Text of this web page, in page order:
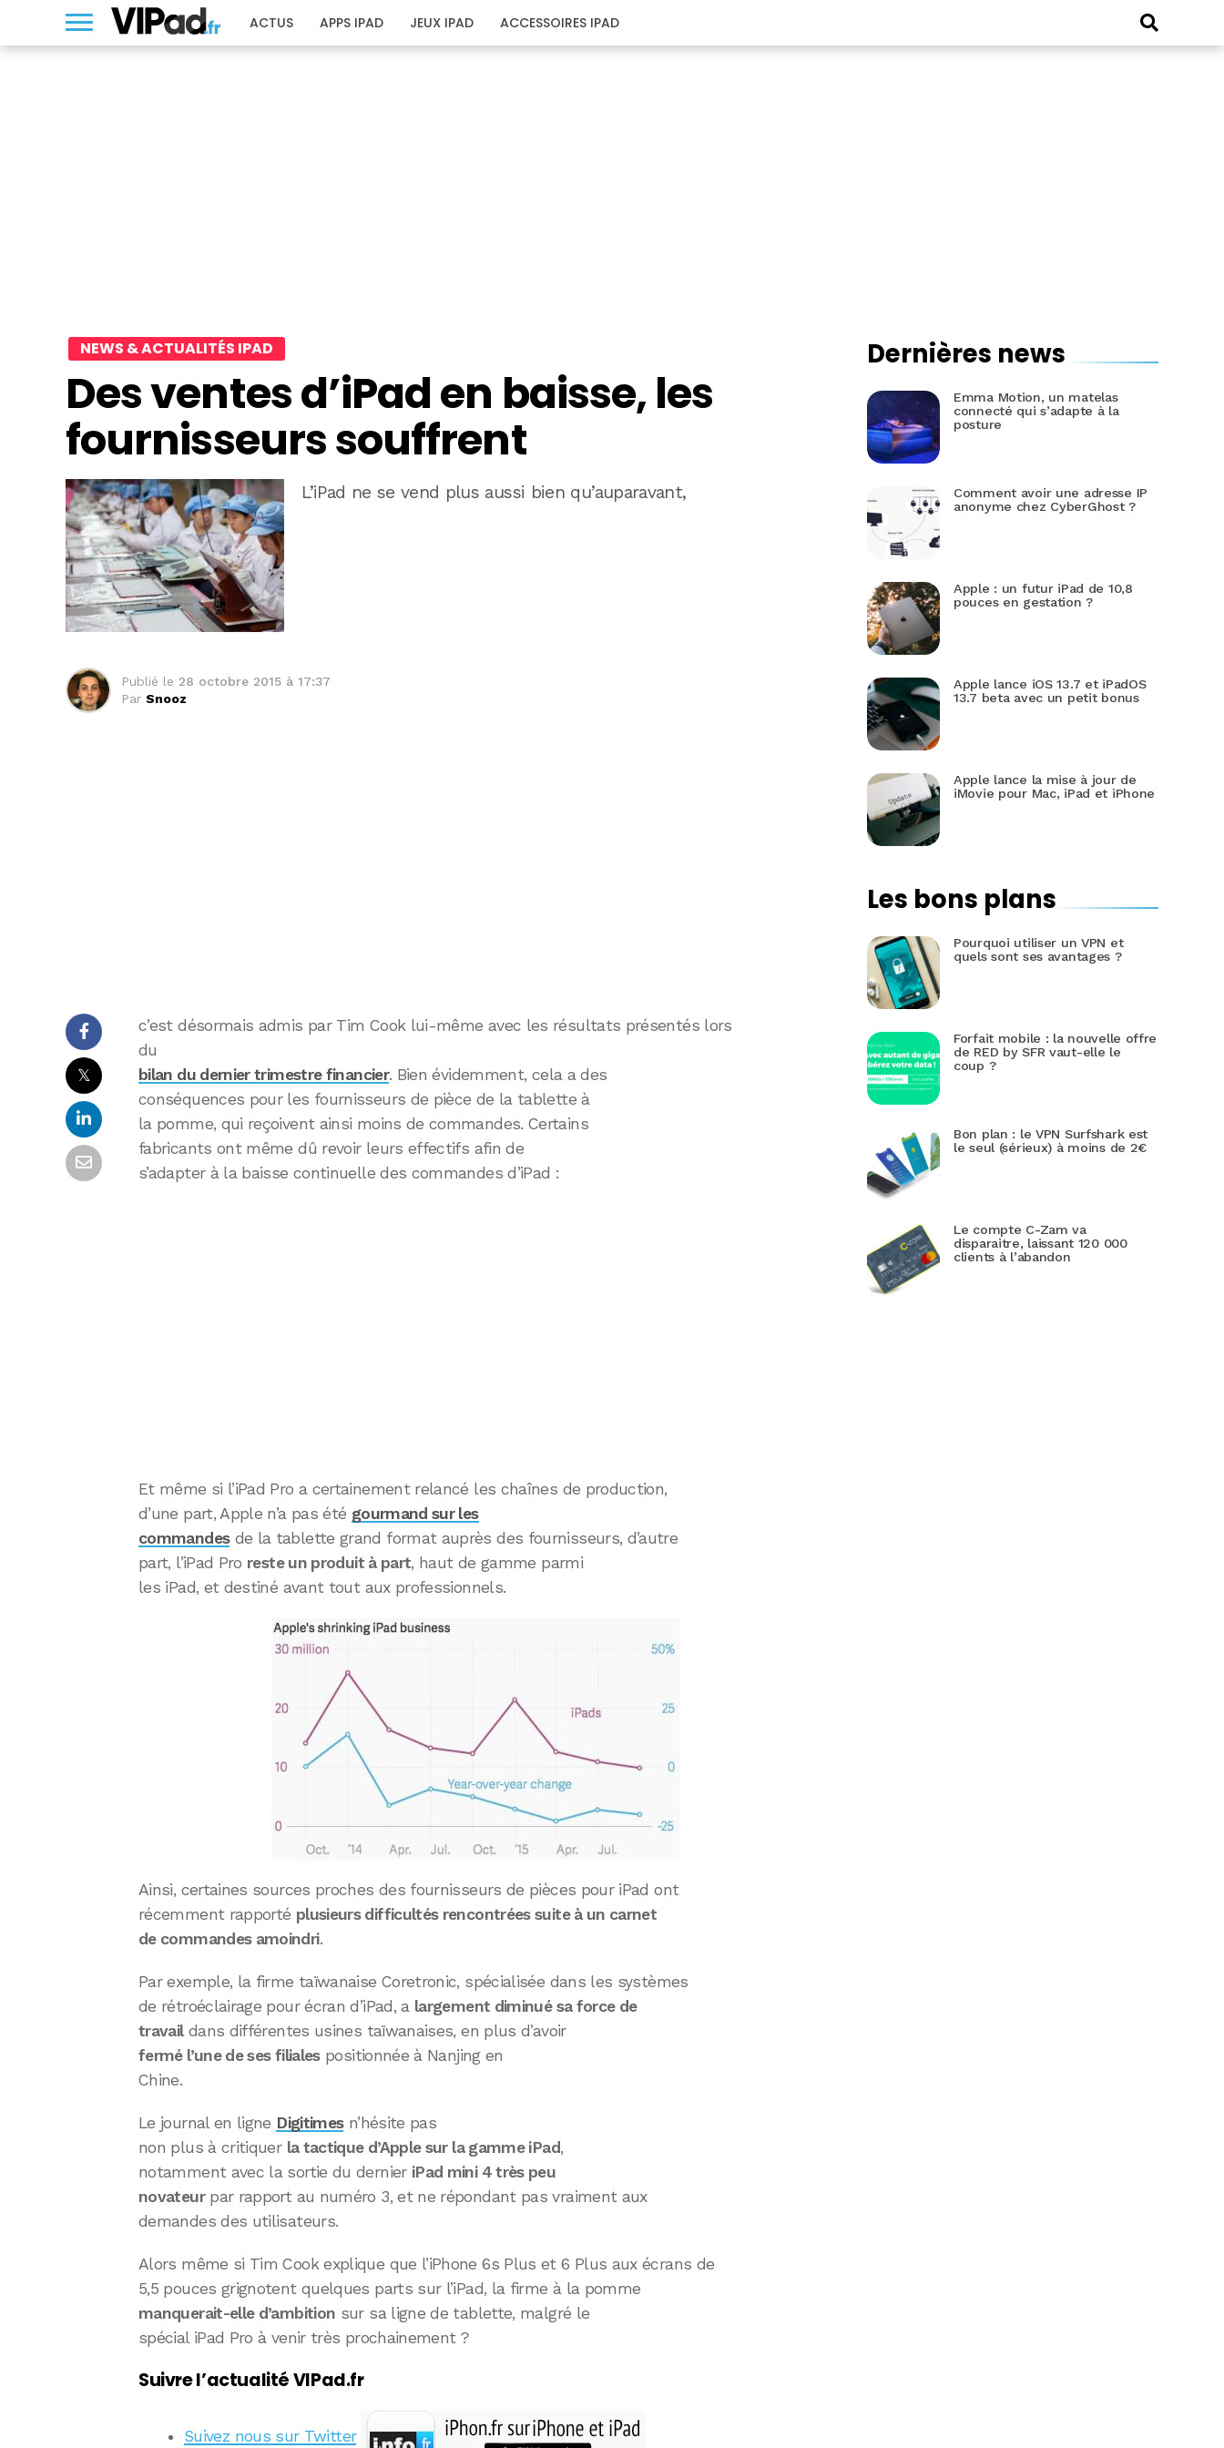
ACTUS APPS IPAD JEUX IPAD ACCESSOIRES IPAD
NEWS & ACTUALITÉS IPAD
Des ventes d’iPad en baisse, les
fournisseurs souffrent
L’iPad ne se vend plus aussi bien qu’auparavant,
Publié le 28 octobre 2015 à 17:37
Par Snooz
𝕏
c’est désormais admis par Tim Cook lui-même avec les résultats présentés lors
du
bilan du dernier trimestre financier. Bien évidemment, cela a des
conséquences pour les fournisseurs de pièce de la tablette à
la pomme, qui reçoivent ainsi moins de commandes. Certains
fabricants ont même dû revoir leurs effectifs afin de
s’adapter à la baisse continuelle des commandes d’iPad :
Et même si l’iPad Pro a certainement relancé les chaînes de production,
d’une part, Apple n’a pas été gourmand sur les
commandesde la tablette grand format auprès des fournisseurs, d’autre
part, l’iPad Pro reste un produit à part, haut de gamme parmi
les iPad, et destiné avant tout aux professionnels.
Ainsi, certaines sources proches des fournisseurs de pièces pour iPad ont
récemment rapporté plusieurs difficultés rencontrées suite à un carnet
de commandes amoindri.
Par exemple, la firme taïwanaise Coretronic, spécialisée dans les systèmes
de rétroéclairage pour écran d’iPad, a largement diminué sa force de
travaildans différentes usines taïwanaises, en plus d’avoir
fermé l’une de ses filialespositionnée à Nanjing en
Chine.
Le journal en ligne Digitimesn’hésite pas
non plus à critiquer la tactique d’Apple sur la gamme iPad,
notamment avec la sortie du dernier iPad mini 4 très peu
novateurpar rapport au numéro 3, et ne répondant pas vraiment aux
demandes des utilisateurs.
Alors même si Tim Cook explique que l’iPhone 6s Plus et 6 Plus aux écrans de
5,5 pouces grignotent quelques parts sur l’iPad, la firme à la pomme
manquerait-elle d’ambition sur sa ligne de tablette, malgré le
spécial iPad Pro à venir très prochainement ?
Suivre l’actualité VIPad.fr
Suivez nous sur Twitter
Dernières news
Emma Motion, un matelas
connecté qui s’adapte à la
posture
Comment avoir une adresse IP
anonyme chez CyberGhost ?
Apple : un futur iPad de 10,8
pouces en gestation ?
Apple lance iOS 13.7 et iPadOS
13.7 beta avec un petit bonus
Apple lance la mise à jour de
iMovie pour Mac, iPad et iPhone
Les bons plans
Pourquoi utiliser un VPN et
quels sont ses avantages ?
Forfait mobile : la nouvelle offre
de RED by SFR vaut-elle le
coup ?
Bon plan : le VPN Surfshark est
le seul (sérieux) à moins de 2€
Le compte C-Zam va
disparaitre, laissant 120 000
clients à l’abandon